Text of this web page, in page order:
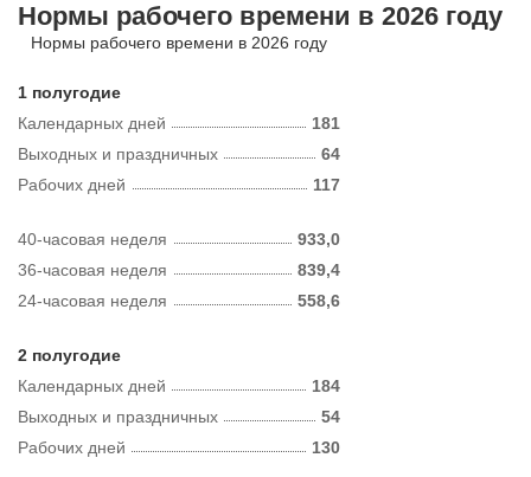
Нормы рабочего времени в 2026 году
Нормы рабочего времени в 2026 году
1 полугодие
Календарных дней
181
Рабочих дней 117
Выходных и праздничных 64
40-часовая неделя
933,0
36-часовая неделя
839,4
24-часовая неделя
558,6
2 полугодие
Календарных дней
184
Рабочих дней 130
Выходных и праздничных 54